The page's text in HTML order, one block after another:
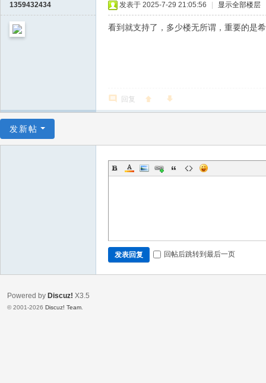
1359432434 发表于 2025-7-29 21:05:56 显示全部楼层
看到就支持了，多少楼无所谓，重要的是
回复
发新帖
发表回复 回帖后跳转到最后一页
Powered by Discuz! X3.5
© 2001-2026 Discuz! Team